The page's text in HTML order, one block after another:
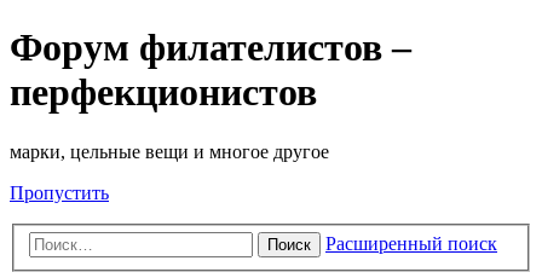
Форум филателистов –
перфекционистов
марки, цельные вещи и многое другое
Пропустить
Поиск Расширенный поиск